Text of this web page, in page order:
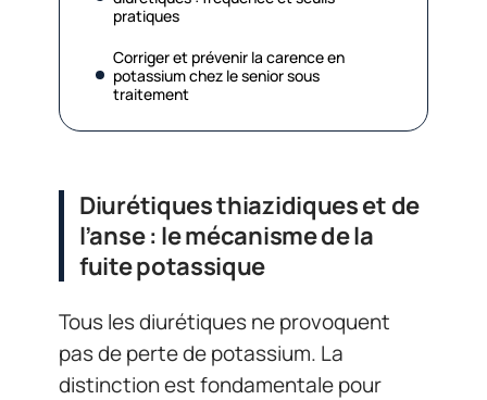
pratiques
Corriger et prévenir la carence en
potassium chez le senior sous
traitement
Diurétiques thiazidiques et de
l’anse : le mécanisme de la
fuite potassique
Tous les diurétiques ne provoquent
pas de perte de potassium. La
distinction est fondamentale pour